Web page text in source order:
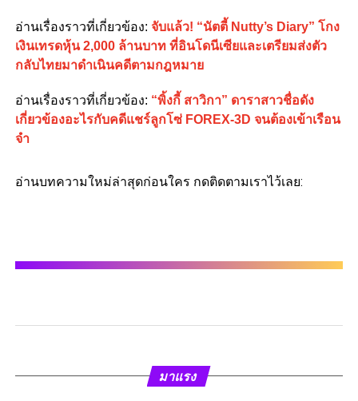
อ่านเรื่องราวที่เกี่ยวข้อง: จับแล้ว! “นัตตี้ Nutty’s Diary” โกง
เงินเทรดหุ้น 2,000 ล้านบาท ที่อินโดนีเซียและเตรียมส่งตัว
กลับไทยมาดำเนินคดีตามกฎหมาย
อ่านเรื่องราวที่เกี่ยวข้อง: “พิ้งกี้ สาวิกา” ดาราสาวชื่อดัง
เกี่ยวข้องอะไรกับคดีแชร์ลูกโซ่ FOREX-3D จนต้องเข้าเรือน
จำ
อ่านบทความใหม่ล่าสุดก่อนใคร กดติดตามเราไว้เลย:
มาแรง